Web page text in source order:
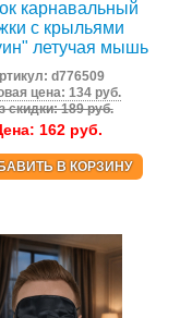
карнавальный
с крыльями
летучая мышь
d776509
цена: 134 руб.
скидки: 189 руб.
162руб.
В КОРЗИНУ